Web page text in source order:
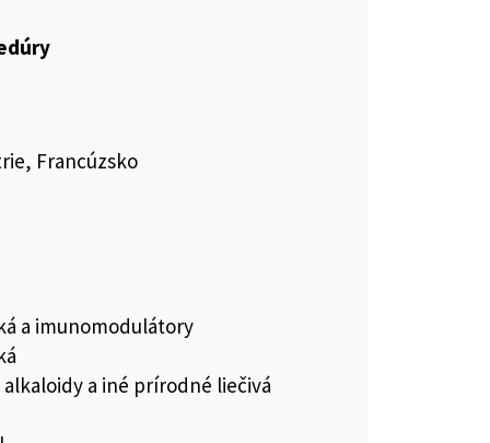
Francúzsko
a imunomodulátory
alkaloidy a iné prírodné liečivá